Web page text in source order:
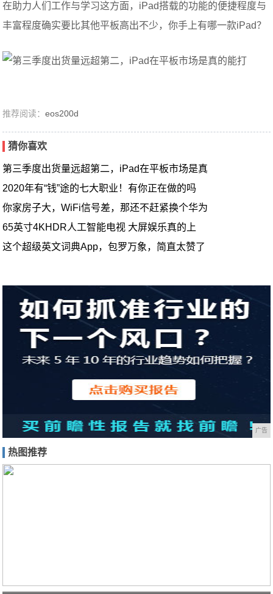
在助力人们工作与学习这方面，iPad搭载的功能的便捷程度与
丰富程度确实要比其他平板高出不少，你手上有哪一款iPad？
推荐阅读：eos200d
猜你喜欢
第三季度出货量远超第二，iPad在平板市场是真
2020年有“钱”途的七大职业！有你正在做的吗
你家房子大，WiFi信号差，那还不赶紧换个华为
65英寸4KHDR人工智能电视 大屏娱乐真的上
这个超级英文词典App，包罗万象，简直太赞了
广告
热图推荐